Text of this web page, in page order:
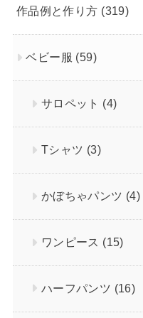
作品例と作り方 (319)
ベビー服 (59)
サロペット (4)
Tシャツ (3)
かぼちゃパンツ (4)
ワンピース (15)
ハーフパンツ (16)